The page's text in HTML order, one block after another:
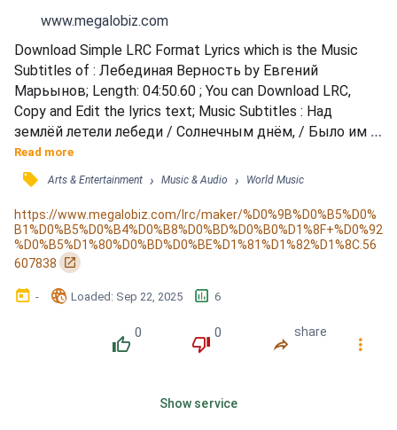
www.megalobiz.com
Download Simple LRC Format Lyrics which is the Music
Subtitles of : Лебединая Верность by Евгений
Марьынов; Length: 04:50.60 ; You can Download LRC,
Copy and Edit the lyrics text; Music Subtitles : Над
землёй летели лебеди / Солнечным днём, / Было им
светло и радостно / В небе вдвоём. / И земля
казалась ласковой / И в этот миг, / Вдруг по птицам
кто-то выстрелил / И вырвался крик. / Что с тобой,
моя любимая, / Отзовись скорей, / Без любви твоей /
Небо всё грустней. / Где же ты, моя любимая, / Во...
Read more
󰓹 Arts & Entertainment › Music & Audio › World Music
https://www.megalobiz.com/lrc/maker/%D0%9B%D0%B5%D0%
B1%D0%B5%D0%B4%D0%B8%D0%BD%D0%B0%D1%8F+%D0%92
%D0%B5%D1%80%D0%BD%D0%BE%D1%81%D1%82%D1%8C.56
607838
󰏌
󰃶 - 󱉊 Loaded: Sep 22, 2025 󱕎 6
󰔔
0
󰔒
0
󰤲
share
󰇙
Show service